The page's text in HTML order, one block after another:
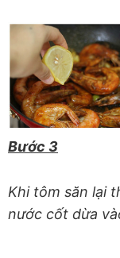
Bước 3
Khi tôm săn lại
nước cốt dừa